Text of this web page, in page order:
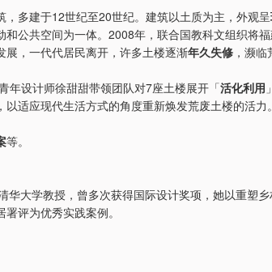
，多建于12世纪至20世纪。建筑以土质为主，外观呈
和公共空间为一体。2008年，联合国教科文组织将
展，一代代居民离开，许多土楼逐渐年久失修 ，濒临
年设计师徐甜甜带领团队对7座土楼展开「活化利用
适应现代生活方式的角度重新焕发荒废土楼的活力。
等。
华大学教授，曾多次获得国际设计奖项，她以重塑
评为优秀实践案例。